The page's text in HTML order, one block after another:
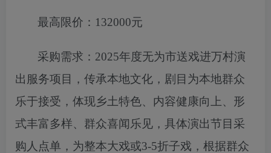
最高限价： 132000元
采购需求： 2025年度无为市送戏进万村演
出服务项目
， 传承本地文化，剧目为本地群众
乐于接受，体现乡土特色、内容健康向上、形
式丰富多样、群众喜闻乐见，具体演出节目采
购人点单，为整本大戏或3-5折子戏，根据群众